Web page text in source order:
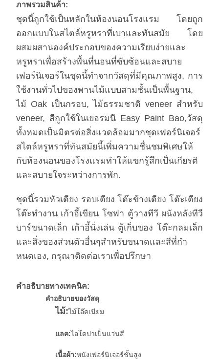
ภาพรวมสินค้า:
ชุดนี้ถูกใช้เป็นหลักในห้องนอนโรงแรม โดยถูก
ออกแบบในสไตล์หรูหราที่เบาและทันสมัย โดย
ผสมผสานองค์ประกอบของความเรียบง่ายและ
หรูหราเพื่อสร้างพื้นที่นอนที่ซับซ้อนและสบาย
เฟอร์นิเจอร์ในชุดนี้ทําจากวัสดุที่มีคุณภาพสูง, การ
ใช้งานทั่วไปของพานไม้แบบสามชั้นเป็นพื้นฐาน,
ไม้ Oak เป็นกรอบ, ไม้ธรรมชาติ veneer สําหรับ
veneer, สีถูกใช้ในเยอรมนี Easy Paint Bao,วัสดุ
ทั้งหมดเป็นมิตรต่อสิ่งแวดล้อมมากชุดเฟอร์นิเจอร์
สไตล์หรูหราที่ทันสมัยนี้เพิ่มความชื่นชมพิเศษให้
กับห้องนอนของโรงแรมทําให้แขกรู้สึกเป็นเกียรติ
และสบายใจระหว่างการพัก.
ชุดนี้รวมหัวเตียง รอบเตียง โต๊ะข้างเตียง โต๊ะเตียง
โต๊ะทํางาน เก้าอี้เขียน โซฟา ตู้วางทีวี ผนังหลังทีวี
บาร์ขนาดเล็ก เก้าอี้นั่งเล่น ตู้เก็บของ โต๊ะกลมเล็ก
และสิ่งของส่วนตัวอื่นๆสําหรับขนาดและสีที่กํา
หนดเอง, กรุณาติดต่อเราเพื่อปรึกษา
คําอธิบายทางเทคนิค:
คําอธิบายของวัสดุ
ไม้:ไม้โอ๊คเนียม
แลค:ไอโดปาเป็นแว่นสี
เนื้อผ้า:หนังเฟอร์นิเจอร์ชั้นสูง